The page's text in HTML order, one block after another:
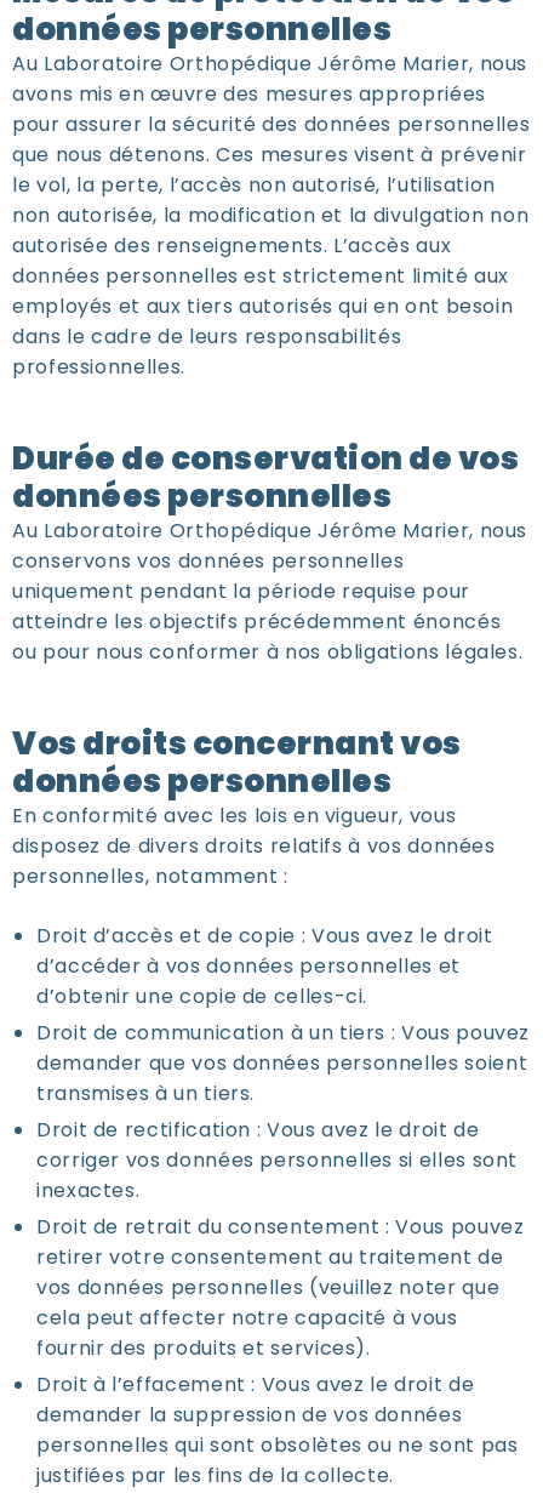
données personnelles
Au Laboratoire Orthopédique Jérôme Marier, nous
avons mis en œuvre des mesures appropriées
pour assurer la sécurité des données personnelles
que nous détenons. Ces mesures visent à prévenir
le vol, la perte, l’accès non autorisé, l’utilisation
non autorisée, la modification et la divulgation non
autorisée des renseignements. L’accès aux
données personnelles est strictement limité aux
employés et aux tiers autorisés qui en ont besoin
dans le cadre de leurs responsabilités
professionnelles.
Durée de conservation de vos
données personnelles
Au Laboratoire Orthopédique Jérôme Marier, nous
conservons vos données personnelles
uniquement pendant la période requise pour
atteindre les objectifs précédemment énoncés
ou pour nous conformer à nos obligations légales.
Vos droits concernant vos
données personnelles
En conformité avec les lois en vigueur, vous
disposez de divers droits relatifs à vos données
personnelles, notamment :
Droit d’accès et de copie : Vous avez le droit
d’accéder à vos données personnelles et
d’obtenir une copie de celles-ci.
Droit de communication à un tiers : Vous pouvez
demander que vos données personnelles soient
transmises à un tiers.
Droit de rectification : Vous avez le droit de
corriger vos données personnelles si elles sont
inexactes.
Droit de retrait du consentement : Vous pouvez
retirer votre consentement au traitement de
vos données personnelles (veuillez noter que
cela peut affecter notre capacité à vous
fournir des produits et services).
Droit à l’effacement : Vous avez le droit de
demander la suppression de vos données
personnelles qui sont obsolètes ou ne sont pas
justifiées par les fins de la collecte.